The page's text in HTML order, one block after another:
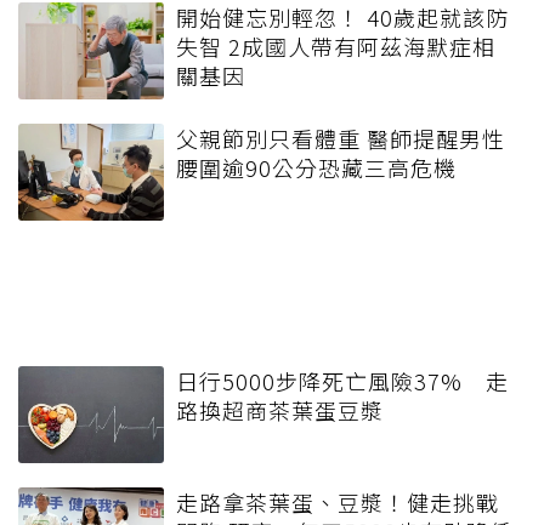
開始健忘別輕忽！ 40歲起就該防
失智 2成國人帶有阿茲海默症相
關基因
父親節別只看體重 醫師提醒男性
腰圍逾90公分恐藏三高危機
日行5000步降死亡風險37% 走
路換超商茶葉蛋豆漿
走路拿茶葉蛋、豆漿！健走挑戰